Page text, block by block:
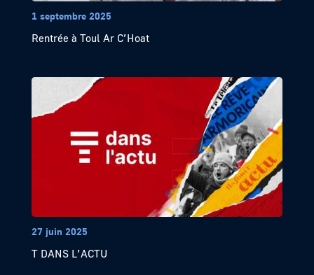
1 septembre 2025
Rentrée à Toul Ar C’Hoat
27 juin 2025
T DANS L’ACTU